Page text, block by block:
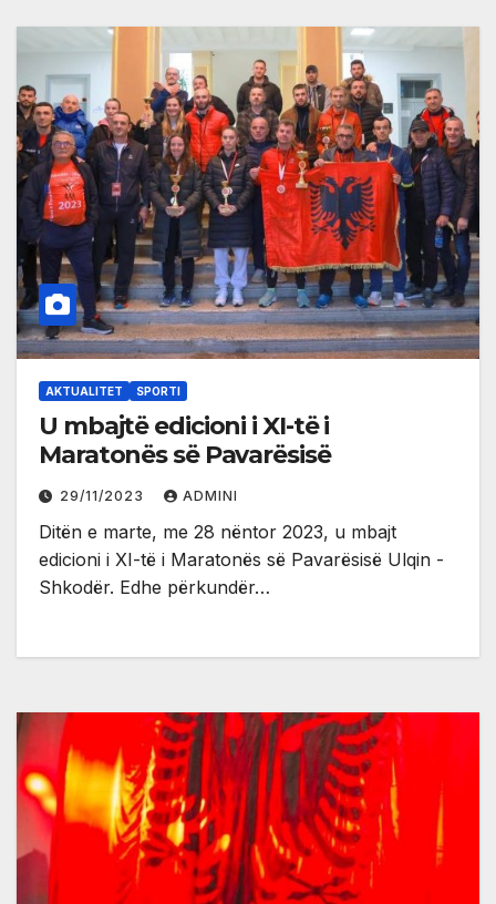
AKTUALITET SPORTI
U mbajtë edicioni i XI-të i
Maratonës së Pavarësisë
29/11/2023 ADMINI
Ditën e marte, me 28 nëntor 2023, u mbajt
edicioni i XI-të i Maratonës së Pavarësisë Ulqin -
Shkodër. Edhe përkundër…